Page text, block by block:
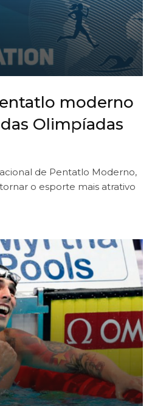
moderno
Olimpíadas
de Pentatlo Moderno,
o esporte mais atrativo